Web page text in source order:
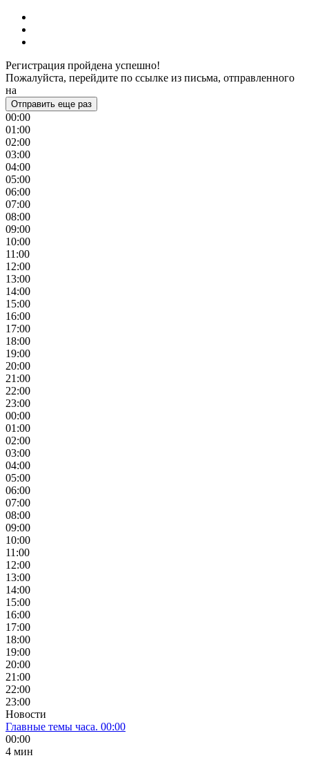
Регистрация пройдена успешно!
Пожалуйста, перейдите по ссылке из письма, отправленного
на
Отправить еще раз
00:00
01:00
02:00
03:00
04:00
05:00
06:00
07:00
08:00
09:00
10:00
11:00
12:00
13:00
14:00
15:00
16:00
17:00
18:00
19:00
20:00
21:00
22:00
23:00
00:00
01:00
02:00
03:00
04:00
05:00
06:00
07:00
08:00
09:00
10:00
11:00
12:00
13:00
14:00
15:00
16:00
17:00
18:00
19:00
20:00
21:00
22:00
23:00
Новости
Главные темы часа. 00:00
00:00
4 мин